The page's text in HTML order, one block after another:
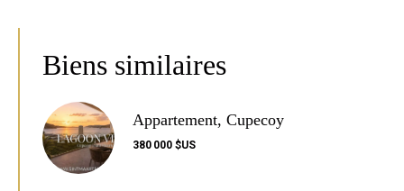
Biens similaires
Appartement, Cupecoy
380 000 $US